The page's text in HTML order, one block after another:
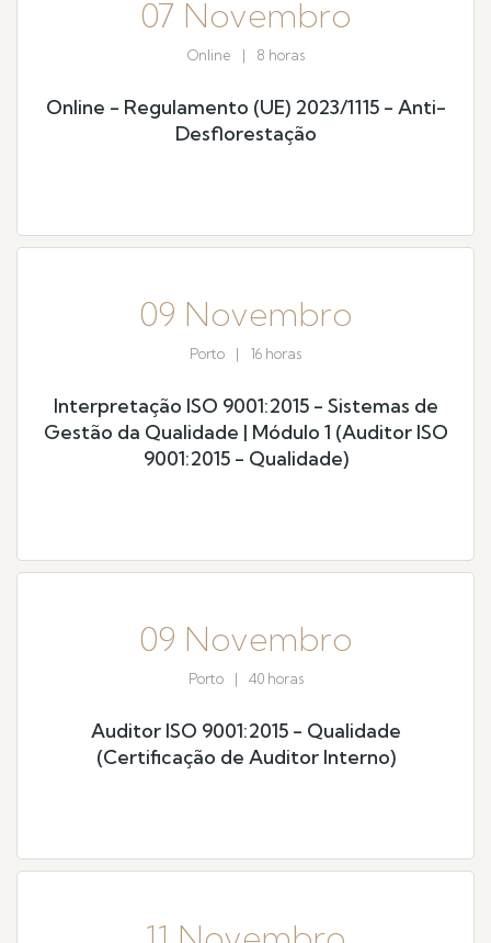
07 Novembro
Online | 8 horas
Online - Regulamento (UE) 2023/1115 - Anti-
Desflorestação
09 Novembro
Porto | 16 horas
Interpretação ISO 9001:2015 - Sistemas de
Gestão da Qualidade | Módulo 1 (Auditor ISO
9001:2015 - Qualidade)
09 Novembro
Porto | 40 horas
Auditor ISO 9001:2015 - Qualidade
(Certificação de Auditor Interno)